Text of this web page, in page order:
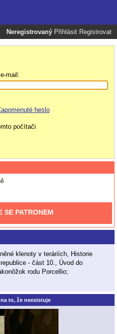
Neregistrovaný Přihlásit Registrovat
mail:
heslo
počítači
SE PATRONEM
klenoty v teráriích, Historie
- část 10., Úvod do
rodu Porcellio;
to, že neexistuje